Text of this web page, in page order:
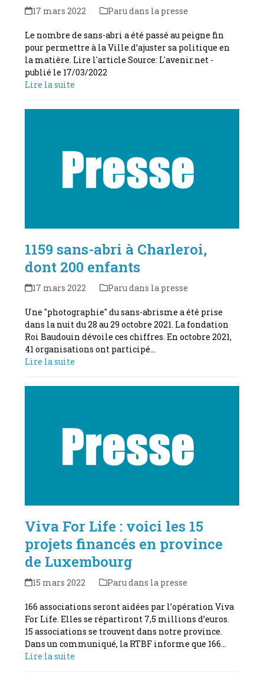
17 mars 2022 Paru dans la presse
Le nombre de sans-abri a été passé au peigne fin
pour permettre à la Ville d’ajuster sa politique en
la matière. Lire l'article Source: L'avenir.net -
publié le 17/03/2022
Lire la suite
1159 sans-abri à Charleroi,
dont 200 enfants
17 mars 2022 Paru dans la presse
Une "photographie" du sans-abrisme a été prise
dans la nuit du 28 au 29 octobre 2021. La fondation
Roi Baudouin dévoile ces chiffres. En octobre 2021,
41 organisations ont participé…
Lire la suite
Viva For Life : voici les 15
projets financés en province
de Luxembourg
15 mars 2022 Paru dans la presse
166 associations seront aidées par l’opération Viva
For Life. Elles se répartiront 7,5 millions d’euros.
15 associations se trouvent dans notre province.
Dans un communiqué, la RTBF informe que 166…
Lire la suite